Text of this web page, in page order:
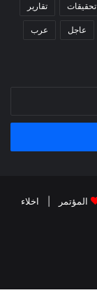
تحقيقات تقارير
عاجل عرب
المؤتمر
اخلاء